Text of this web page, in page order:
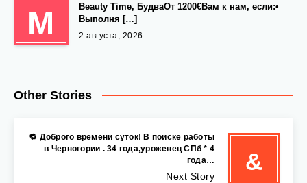
М
Beauty Time, БудваОт 1200€Вам к нам, если:•
Выполня […]
2 августа, 2026
Other Stories
&
🔁 Доброго времени суток! В поиске работы
в Черногории . 34 года,уроженец СПб * 4
года…
Next Story